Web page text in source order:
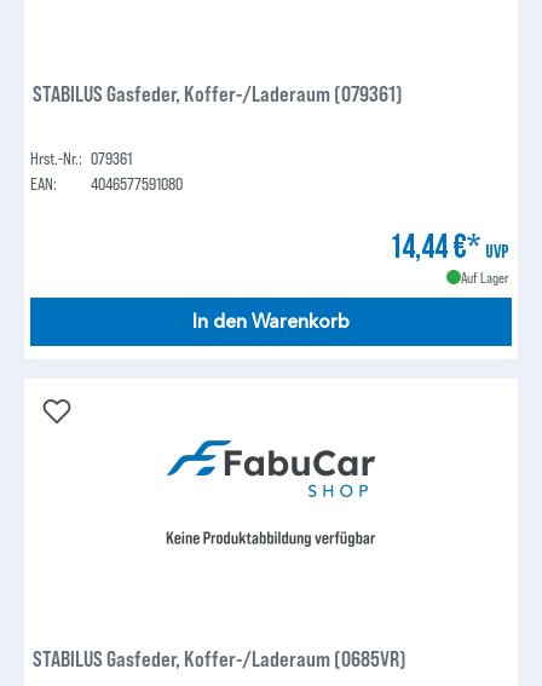
STABILUS Gasfeder, Koffer-/Laderaum (079361)
Hrst.-Nr.: 079361
EAN:
4046577591080
14,44 €* UVP
Auf Lager
In den Warenkorb
STABILUS Gasfeder, Koffer-/Laderaum (0685VR)